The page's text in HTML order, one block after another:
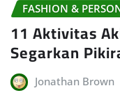
FASHION &
11 Aktivitas
Segarkan
Jonathan Brown